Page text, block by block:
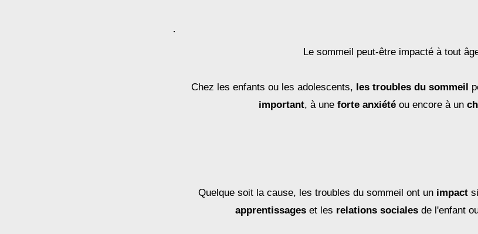
Le sommeil peut-être impacté à tout
Chez les enfants ou les adolescents, les troubles du sommeil
important, à une forte anxiété ou encore à un
Quelque soit la cause, les troubles du sommeil ont un impact
apprentissages et les relations sociales de l'enfant